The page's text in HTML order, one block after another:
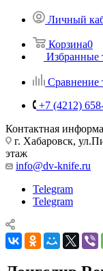
Личный
Корзина0
Избранные
Сравнение
+7 (4212)
Контактная
г. Хабаровск,
этаж
info@dv-knife.ru
Telegram
Telegram